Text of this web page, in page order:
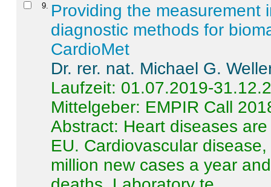
9
Providing the measurement
diagnostic methods for
CardioMet
Dr. rer. nat. Michael G.
Laufzeit: 01.07.2019-
Mittelgeber: EMPIR Call
Abstract: Heart diseases
EU. Cardiovascular
million new cases a year